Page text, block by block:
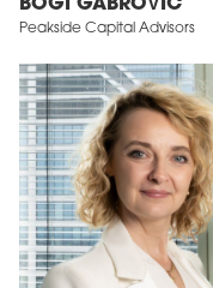
BOGI GABROVIC
Peakside Capital Advisors